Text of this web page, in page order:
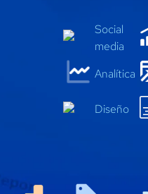
Social
media
Analítica
Diseño